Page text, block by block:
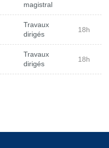
magistral
Travaux
dirigés
18h
Travaux
dirigés
18h